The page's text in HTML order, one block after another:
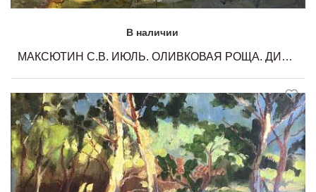
В наличии
МАКСЮТИН С.В. ИЮЛЬ. ОЛИВКОВАЯ РОЩА. ДИПТИХ